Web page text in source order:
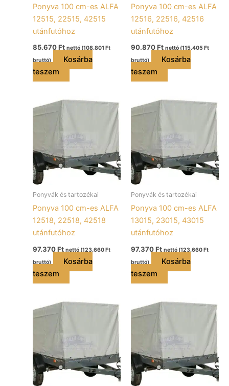
Ponyva 100 cm-es ALFA
12515, 22515, 42515
utánfutóhoz
85.670Ft nettó (108.801 Ft
bruttó)
Kosárba
teszem
Ponyva 100 cm-es ALFA
12516, 22516, 42516
utánfutóhoz
90.870Ft nettó (115.405Ft
bruttó)
Kosárba
teszem
Ponyvák és tartozékai
Ponyva 100 cm-es ALFA
12518, 22518, 42518
utánfutóhoz
97.370Ft nettó (123.660Ft
bruttó)
Kosárba
teszem
Ponyvák és tartozékai
Ponyva 100 cm-es ALFA
13015, 23015, 43015
utánfutóhoz
97.370Ft nettó (123.660Ft
bruttó)
Kosárba
teszem